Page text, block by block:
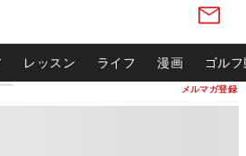
メルマガ登録
レッスン ライフ 漫画 ゴル